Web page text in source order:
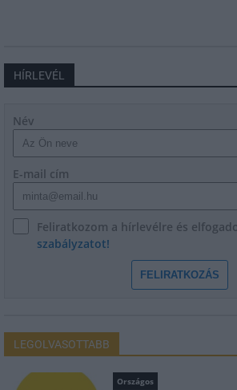
HÍRLEVÉL
Név
E-mail cím
Feliratkozom a hírlevélre és
szabályzatot!
FELIRATKOZÁS
LEGOLVASOTTABB
Országos